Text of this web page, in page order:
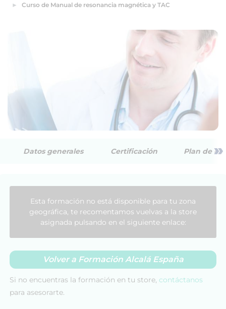
Curso de Manual de resonancia magnética y TAC
Datos generales Certificación Plan de »
Esta formación no está disponible para tu zona
geográfica, te recomentamos vuelvas a la store
asignada pulsando en el siguiente enlace:
Volver a Formación Alcalá España
Si no encuentras la formación en tu store, contáctanos
para asesorarte.